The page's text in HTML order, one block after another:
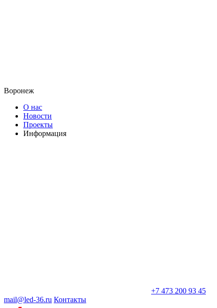
Воронеж
О нас
Новости
Проекты
Информация
+7 473 200 93 45
mail@led-36.ru Контакты